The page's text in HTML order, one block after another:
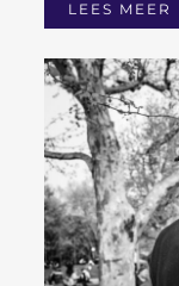
LEES MEER